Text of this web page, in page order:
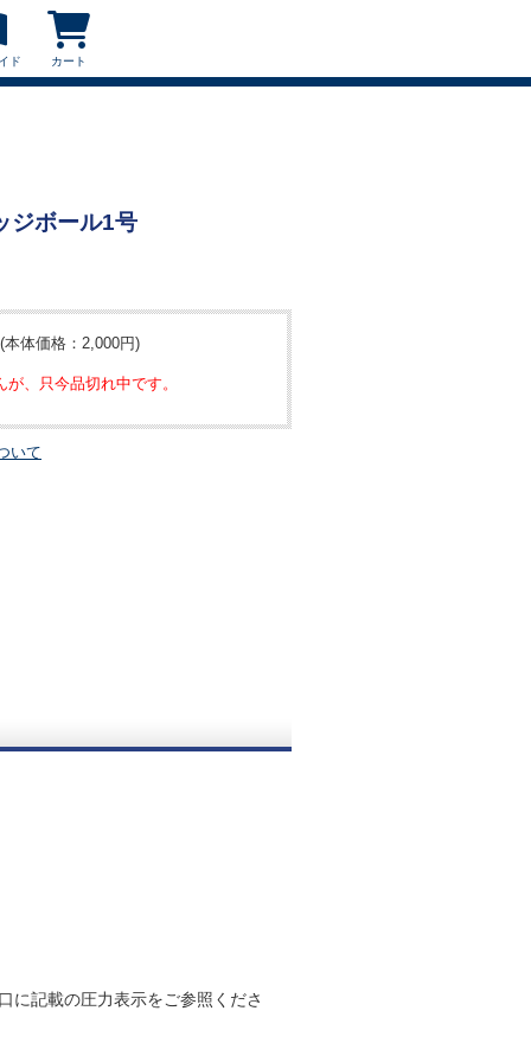
ド カート
ジボール1号
(本体価格：2,000円)
、只今品切れ中です。
いて
に記載の圧力表示をご参照くださ